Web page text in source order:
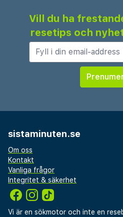
Vill du ha
resetips och
sistaminuten.se
Om oss
Kontakt
Vanliga frågor
Integritet & säkerhet
Vi är en sökmotor och inte en